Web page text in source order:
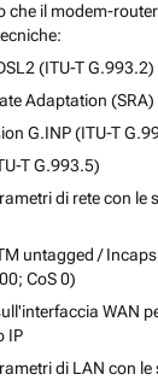
che il modem-
(ITU-T
Adaptation (SRA)
G.INP (ITU-T
T G.993.5)
di rete con le
untagged /
CoS 0)
WAN
IP
di LAN con le